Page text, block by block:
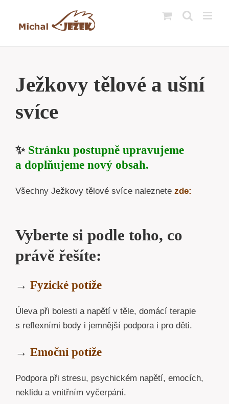
Ježkovy tělové a ušní
svíce
✨ Stránku postupně upravujeme
a doplňujeme nový obsah.
Všechny Ježkovy tělové svíce naleznete zde:
Vyberte si podle toho, co
právě řešíte:
→ Fyzické potíže
Úleva při bolesti a napětí v těle, domácí terapie
s reflexními body i jemnější podpora i pro děti.
→ Emoční potíže
Podpora při stresu, psychickém napětí, emocích,
neklidu a vnitřním vyčerpání.